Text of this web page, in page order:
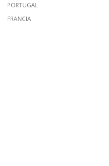
PORTUGAL
FRANCIA